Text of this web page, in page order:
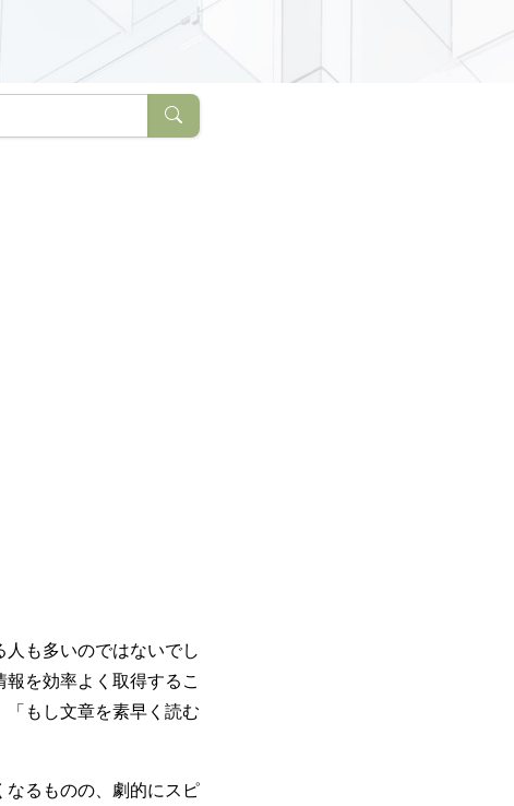
も多いのではないでし
を効率よく取得するこ
もし文章を素早く読む
るものの、劇的にスピ